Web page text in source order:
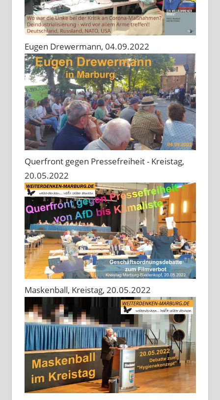
Eugen Drewermann, 04.09.2022
Querfront gegen Pressefreiheit - Kreistag,
20.05.2022
Maskenball, Kreistag, 20.05.2022